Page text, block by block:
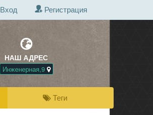
Вход Регистрация
НАШ АДРЕС
Инженерная,9
Теги